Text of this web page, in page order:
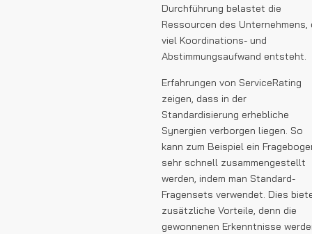
Durchführung belastet die
Ressourcen des Unternehmens,
viel Koordinations- und
Abstimmungsaufwand entsteht.
Erfahrungen von ServiceRating
zeigen, dass in der
Standardisierung erhebliche
Synergien verborgen liegen. So
kann zum Beispiel ein
sehr schnell zusammengestellt
werden, indem man Standard-
Fragensets verwendet. Dies
zusätzliche Vorteile, denn die
gewonnenen Erkenntnisse